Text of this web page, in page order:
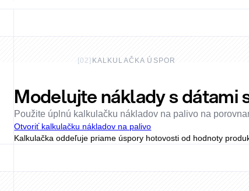
[02] KALKULAČKA ÚSPOR
Modelujte náklady s dátami
Použite úplnú kalkulačku nákladov na palivo na
Otvoriť kalkulačku nákladov na palivo
Kalkulačka oddeľuje priame úspory hotovosti od hodnoty